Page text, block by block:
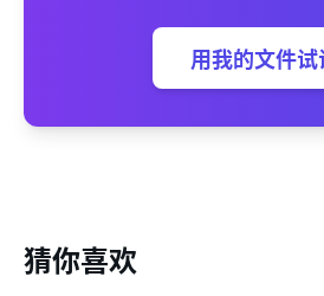
用我的文件试
猜你喜欢